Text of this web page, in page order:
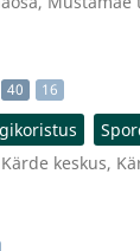
40 16
keskus,